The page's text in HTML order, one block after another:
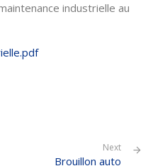
industrielle au
Next
Brouillon auto